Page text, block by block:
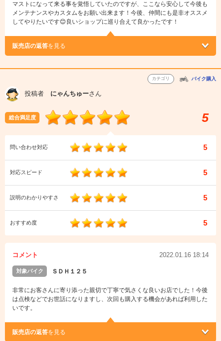
マストになって来る事を覚悟していたのですが、ここなら安心して今後も
メンテナンスやカスタムをお願い出来ます！今後、仲間にも是非オススメ
してやりたいです😊良いショップに巡り合えて良かったです！
販売店の返答を見る
カテゴリ バイク購入
投稿者 にゃんちゅーさん
総合満足度 5
問い合わせ対応 5
対応スピード 5
説明のわかりやすさ 5
おすすめ度 5
コメント 2022.01.16 18:14
対象バイク ＳＤＨ１２５
非常にお客さんに寄り添った親切で丁寧で気さくな良いお店でした！今後
は点検などでお世話になりますし、次回も購入する機会があれば利用した
いです。
販売店の返答を見る